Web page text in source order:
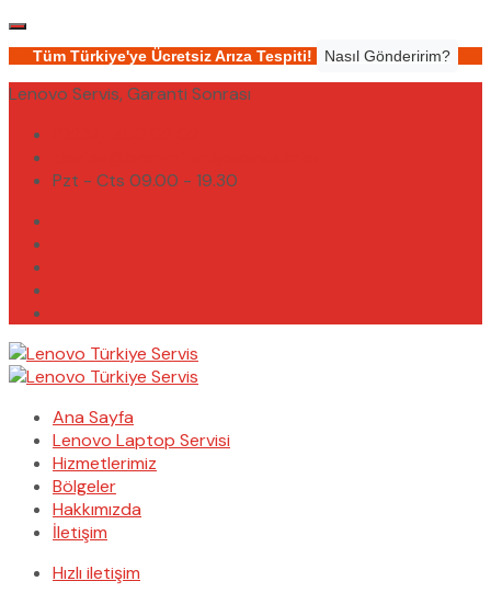
Tüm Türkiye'ye Ücretsiz Arıza Tespiti! Nasıl Gönderirim?
Lenovo Servis, Garanti Sonrası
Pzt - Cts 09.00 - 19.30
Ana Sayfa
Lenovo Laptop Servisi
Hizmetlerimiz
Bölgeler
Hakkımızda
İletişim
Hızlı iletişim